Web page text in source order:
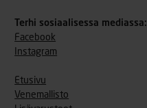
Terhi sosiaalisessa mediassa:
Facebook
Instagram
Etusivu
Venemallisto